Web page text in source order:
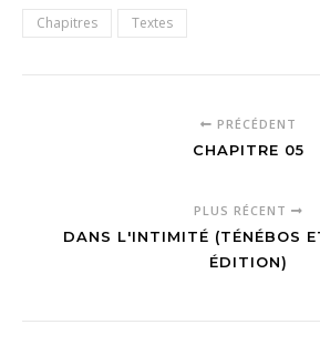
Chapitres Textes
PRÉCÉDENT
CHAPITRE 05
PLUS RÉCENT
DANS L'INTIMITÉ (TÉNÉBOS
ÉDITION)